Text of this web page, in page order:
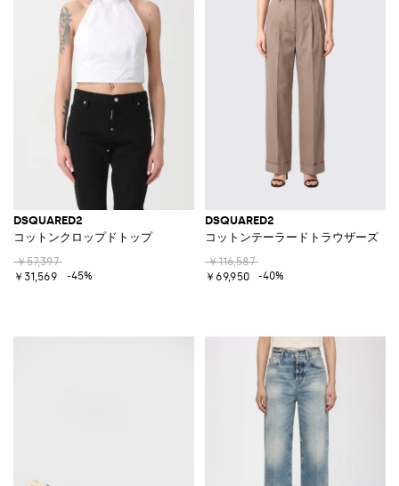
DSQUARED2
コットンクロップドトップ
￥57,397
￥31,569
-45%
DSQUARED2
コットンテーラードトラウザーズ
￥116,587
￥69,950
-40%